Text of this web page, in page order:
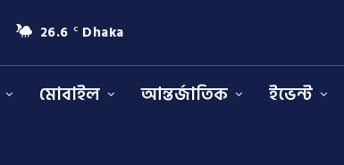
26.6 C Dhaka
মোবাইল আন্তর্জাতিক
ইভেন্ট